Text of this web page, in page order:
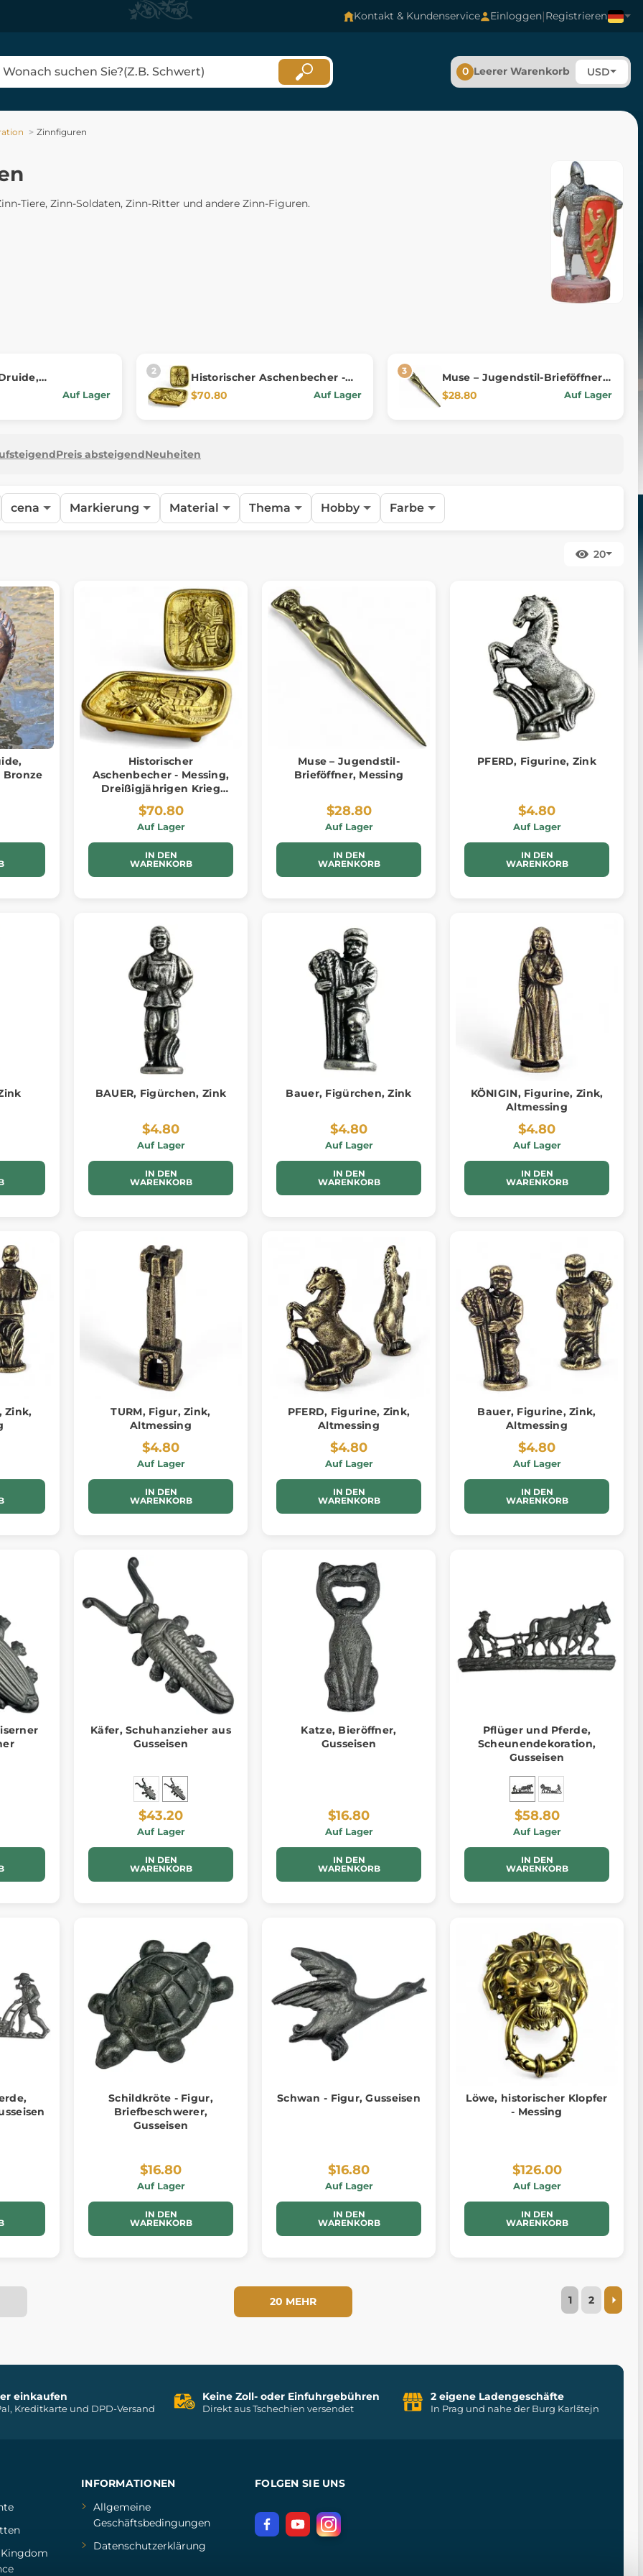
Kontakt & Kundenservice Einloggen|Registrieren
0 Leerer Warenkorb USD
Zinnfiguren
Tiere, Zinn-Soldaten, Zinn-Ritter und andere Zinn-Figuren.
BronzeAuf Lager
Historischer Aschenbecher -
Messing, Dreißigjährigen Krieg
$70.80 Auf Lager
Muse – Jugendstil-Brieföffner,
Messing
$28.80 Auf Lager
Preis absteigendNeuheiten
cena Markierung Material Thema Hobby Farbe
20
Bronze
Historischer
Aschenbecher - Messing,
Dreißigjährigen Krieg
Inspiration
$70.80
Auf Lager
IN DEN
WARENKORB
Muse – Jugendstil-
Brieföffner, Messing
$28.80
Auf Lager
IN DEN
WARENKORB
PFERD, Figurine, Zink
$4.80
Auf Lager
IN DEN
WARENKORB
BAUER, Figürchen, Zink
$4.80
Auf Lager
IN DEN
WARENKORB
Bauer, Figürchen, Zink
$4.80
Auf Lager
IN DEN
WARENKORB
KÖNIGIN, Figurine, Zink,
Altmessing
$4.80
Auf Lager
IN DEN
WARENKORB
Zink,
TURM, Figur, Zink,
Altmessing
$4.80
Auf Lager
IN DEN
WARENKORB
PFERD, Figurine, Zink,
Altmessing
$4.80
Auf Lager
IN DEN
WARENKORB
Bauer, Figurine, Zink,
Altmessing
$4.80
Auf Lager
IN DEN
WARENKORB
Käfer, Schuhanzieher aus
Gusseisen
$43.20
Auf Lager
IN DEN
WARENKORB
Katze, Bieröffner,
Gusseisen
$16.80
Auf Lager
IN DEN
WARENKORB
Pflüger und Pferde,
Scheunendekoration,
Gusseisen
$58.80
Auf Lager
IN DEN
WARENKORB
Schildkröte - Figur,
Briefbeschwerer,
Gusseisen
$16.80
Auf Lager
IN DEN
WARENKORB
Schwan - Figur, Gusseisen
$16.80
Auf Lager
IN DEN
WARENKORB
Löwe, historischer Klopfer
- Messing
$126.00
Auf Lager
IN DEN
WARENKORB
20 MEHR 1 2
einkaufen
Kreditkarte und DPD-Versand
Keine Zoll- oder Einfuhrgebühren
Direkt aus Tschechien versendet
2 eigene Ladengeschäfte
In Prag und nahe der Burg Karlštejn
Kingdom
INFORMATIONEN
Allgemeine
Geschäftsbedingungen
Datenschutzerklärung
FOLGEN SIE UNS